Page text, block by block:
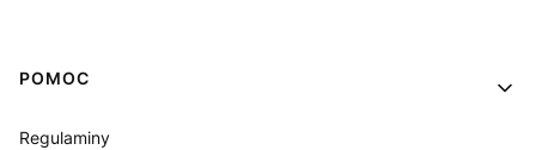
Linki w stopce
POMOC
Regulaminy